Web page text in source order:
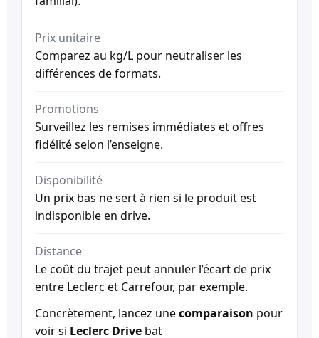
Prix unitaire
Comparez au kg/L pour neutraliser les
différences de formats.
Promotions
Surveillez les remises immédiates et offres
fidélité selon l’enseigne.
Disponibilité
Un prix bas ne sert à rien si le produit est
indisponible en drive.
Distance
Le coût du trajet peut annuler l’écart de prix
entre Leclerc et Carrefour, par exemple.
Concrètement, lancez unecomparaison pour
voir si Leclerc Drive bat